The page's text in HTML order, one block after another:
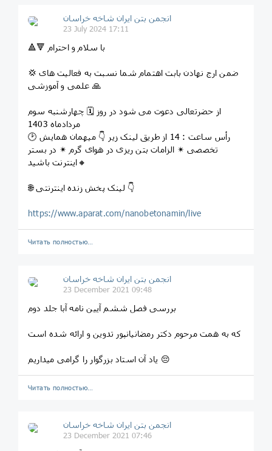
انجمن بتن ایران شاخه خراسان
23 July 2024 17:11
🔺🔻 با سلام و احترام
💢 ضمن ارج نهادن بابت اهتمام شما نسبت به فعالیت های
علمی و آموزشی 🙏
از حضرتعالی دعوت می شود در روز 🗓 چهارشنبه سوم
مردادماه 1403
🕑 رأس ساعت : 14 از طریق لینک زیر 👇 میهمان همایش
تخصصی ✴ الزامات بتن ریزی در هوای گرم ✴ در بستر
اینترنت باشید🔸
🌐 لینک پخش زنده اینترنتی 👇
https://www.aparat.com/nanobetonamin/live
Читать полностью…
انجمن بتن ایران شاخه خراسان
23 December 2021 09:48
بررسی فصل ششم آیین نامه آبا جلد دوم
که به همت مرحوم دکتر رمضانیانپور تدوین و ارائه شده است
یاد آن استاد بزرگوار را گرامی میداریم 😔
Читать полностью…
انجمن بتن ایران شاخه خراسان
23 December 2021 07:46